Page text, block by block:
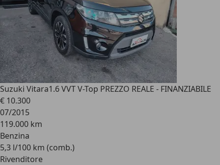
Suzuki Vitara1.6 VVT V-Top PREZZO REALE - FINANZIABILE
€ 10.300
07/2015
119.000 km
Benzina
5,3 l/100 km (comb.)
Rivenditore